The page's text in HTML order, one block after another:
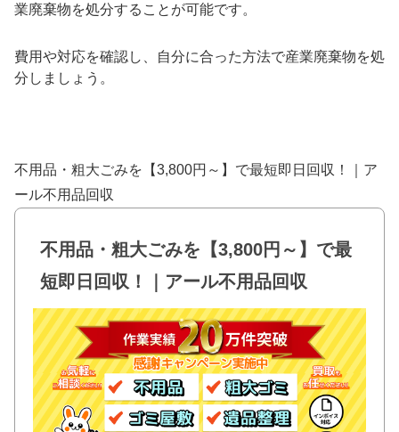
業廃棄物を処分することが可能です。
費用や対応を確認し、自分に合った方法で産業廃棄物を処
分しましょう。
不用品・粗大ごみを【3,800円～】で最短即日回収！｜ア
ール不用品回収
不用品・粗大ごみを【3,800円～】で最
短即日回収！｜アール不用品回収